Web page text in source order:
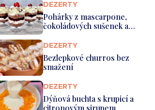
DEZERTY
Pohárky z mascarpone,
čokoládových sušenek a
šlehačky
DEZERTY
Bezlepkové churros bez
smažení
DEZERTY
Dýňová buchta s krupicí a
citronovým sirupem